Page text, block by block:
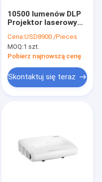
10500 lumenów DLP
Projektor laserowy
Cyfrowy rzutnik
mapowania 3D
Cena:USD8900 /Pieces
MOQ:1 szt.
Pobierz najnowszą cenę
Skontaktuj się teraz